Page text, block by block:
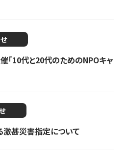
「10代と20代のためのNPOキャ
甚災害指定について